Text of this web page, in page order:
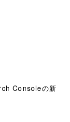
Consoleの新